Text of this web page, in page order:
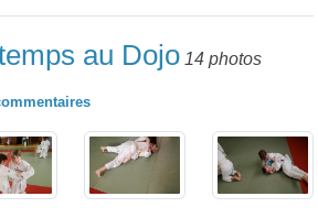
au Dojo 14 photos